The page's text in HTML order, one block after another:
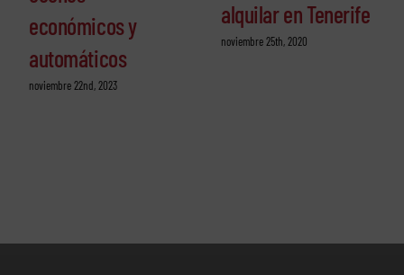
económicos y
automáticos
noviembre 22nd, 2023
alquilar en Tenerife
noviembre 25th, 2020